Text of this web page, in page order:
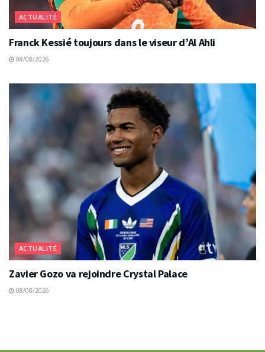
ACTUALITÉ
Franck Kessié toujours dans le viseur d’Al Ahli
08/08/2026
ACTUALITÉ
Zavier Gozo va rejoindre Crystal Palace
08/08/2026